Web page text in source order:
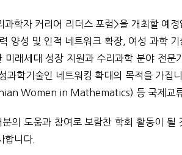
학자 커리어 리더스 포럼>을 개최할 예
양성 및 인적 네트워크 확장, 여성 과학
미래세대 성장 지원과 수리과학 분야 전
과학기술인 네트워킹 확대의 목적을 가집
Women in Mathematics) 등 국제교류
의 도움과 참여로 보람찬 학회 활동이 될
합니다.